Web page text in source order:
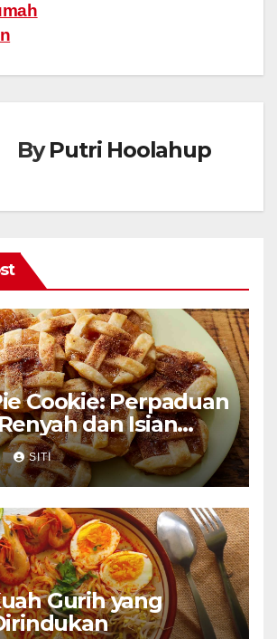
ByPutri Hoolahup
Cookie: Perpaduan
dan Isian
SITI
Gurih yang